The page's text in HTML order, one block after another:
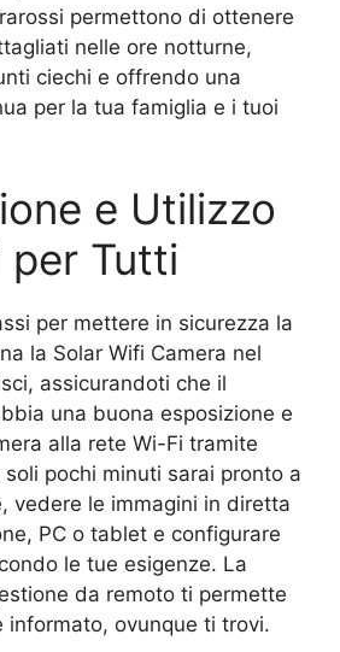
permettono di ottenere
nelle ore notturne,
ciechi e offrendo una
per la tua famiglia e i tuoi
e Utilizzo
per Tutti
per mettere in sicurezza la
la Solar Wifi Camera nel
assicurandoti che il
una buona esposizione e
alla rete Wi-Fi tramite
soli pochi minuti sarai pronto a
vedere le immagini in diretta
PC o tablet e configurare
le tue esigenze. La
da remoto ti permette
informato, ovunque ti trovi.